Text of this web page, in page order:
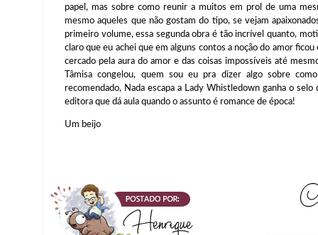
papel, mas sobre como reunir a muitos em prol de uma
mesmo aqueles que não gostam do tipo, se vejam
primeiro volume, essa segunda obra é tão incrível quanto,
claro que eu achei que em alguns contos a noção do amor
cercado pela aura do amor e das coisas impossíveis até
Tâmisa congelou, quem sou eu pra dizer algo sobre
recomendado, Nada escapa a Lady Whistledown ganha o
editora que dá aula quando o assunto é romance de época!
Um beijo